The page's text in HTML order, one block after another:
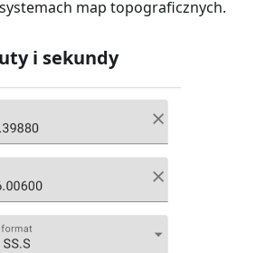
map topograficznych.
i sekundy